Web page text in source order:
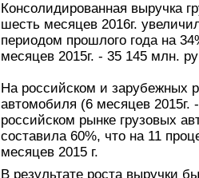
Консолидированная выручка
шесть месяцев 2016г.
периодом прошлого года на
месяцев 2015г. - 35 145 млн.
На российском и зарубежных
автомобиля (6 месяцев
российском рынке грузовых
составила 60%, что на 11
месяцев 2015 г.
В результате роста выручки